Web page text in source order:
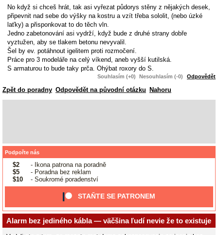
No když si chceš hrát, tak asi vyřezat půdorys stěny z nějakých desek,
připevnit nad sebe do výšky na kostru a vzít třeba sololit, (nebo úzké
laťky) a přisponkovat to do těch vln.
Jedno zabetonování asi vydrží, když bude z druhé strany dobře
vyztužen, aby se tlakem betonu nevyvalil.
Šel by ev. potáhnout igelitem proti rozmočení.
Práce pro 3 modeláře na celý víkend, aneb vyšší kutilská.
S armaturou to bude taky prča. Ohýbat roxory do S.
Souhlasím (+0) Nesouhlasím (-0) Odpovědět
Zpět do poradny Odpovědět na původní otázku Nahoru
Podpořte nás
$2
- Ikona patrona na poradně
$5
- Poradna bez reklam
$10
- Soukromé poradenství
STAŇTE SE PATRONEM
Alarm bez jediného kábla — väčšina ľudí nevie že to existuje